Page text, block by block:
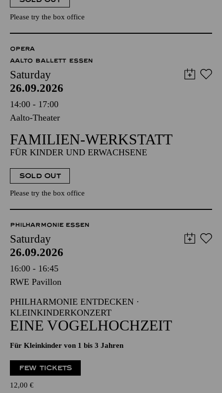
Please try the box office
OPERA
AALTO BALLETT ESSEN
Saturday
26.09.2026
14:00 - 17:00
Aalto-Theater
FAMILIEN-WERKSTATT
FÜR KINDER UND ERWACHSENE
SOLD OUT
Please try the box office
PHILHARMONIE ESSEN
Saturday
26.09.2026
16:00 - 16:45
RWE Pavillon
PHILHARMONIE ENTDECKEN ·
KLEINKINDERKONZERT
EINE VOGELHOCHZEIT
Für Kleinkinder von 1 bis 3 Jahren
FEW TICKETS
12,00 €